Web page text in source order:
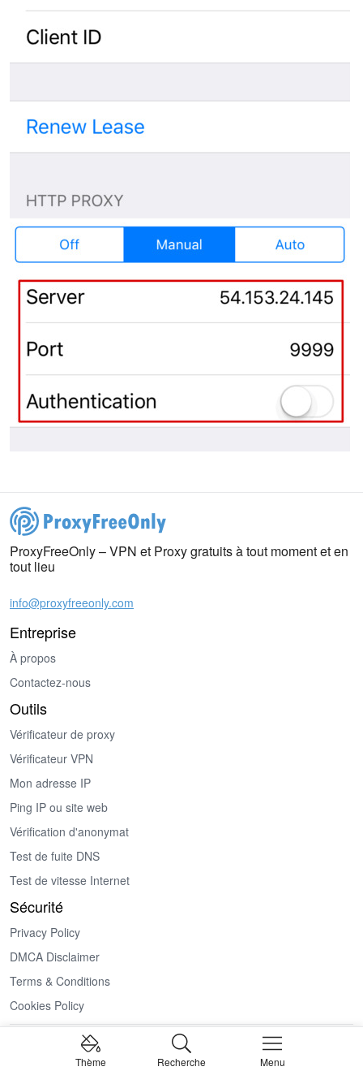
ProxyFreeOnly – VPN et Proxy gratuits à tout moment et en
tout lieu
info@proxyfreeonly.com
Entreprise
À propos
Contactez-nous
Outils
Vérificateur de proxy
Vérificateur VPN
Mon adresse IP
Ping IP ou site web
Vérification d'anonymat
Test de fuite DNS
Test de vitesse Internet
Sécurité
Privacy Policy
DMCA Disclaimer
Terms & Conditions
Cookies Policy
Copyright © 2024–2026 ProxyFreeOnly Tous droits réservés.
Thème Recherche Menu